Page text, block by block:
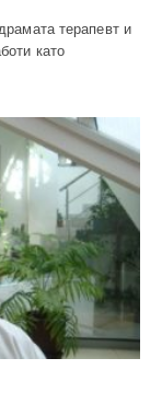
терапевт и
като